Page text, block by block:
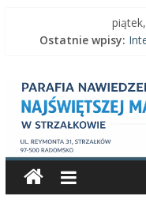
Ostatnie wpisy:
Parafia